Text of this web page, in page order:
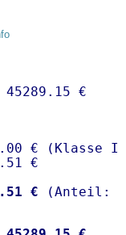
€ (Klasse I)
€
€